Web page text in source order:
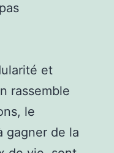
et
rassemble
le
gagner de la